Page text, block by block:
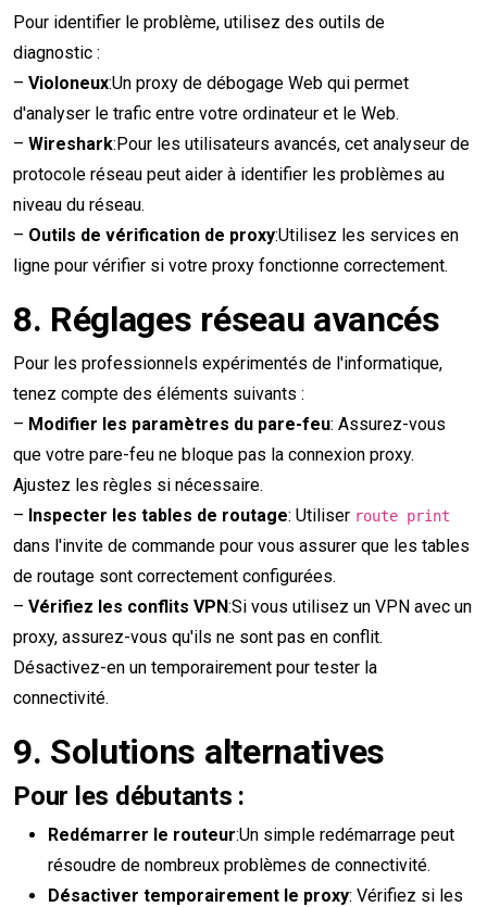
Pour identifier le problème, utilisez des outils de
diagnostic :
– Violoneux:Un proxy de débogage Web qui permet
d'analyser le trafic entre votre ordinateur et le Web.
– Wireshark:Pour les utilisateurs avancés, cet analyseur de
protocole réseau peut aider à identifier les problèmes au
niveau du réseau.
– Outils de vérification de proxy:Utilisez les services en
ligne pour vérifier si votre proxy fonctionne correctement.
8. Réglages réseau avancés
Pour les professionnels expérimentés de l'informatique,
tenez compte des éléments suivants :
– Modifier les paramètres du pare-feu: Assurez-vous
que votre pare-feu ne bloque pas la connexion proxy.
Ajustez les règles si nécessaire.
– Inspecter les tables de routage: Utiliser route print
dans l'invite de commande pour vous assurer que les tables
de routage sont correctement configurées.
– Vérifiez les conflits VPN:Si vous utilisez un VPN avec un
proxy, assurez-vous qu'ils ne sont pas en conflit.
Désactivez-en un temporairement pour tester la
connectivité.
9. Solutions alternatives
Pour les débutants :
Redémarrer le routeur:Un simple redémarrage peut
résoudre de nombreux problèmes de connectivité.
Désactiver temporairement le proxy: Vérifiez si les